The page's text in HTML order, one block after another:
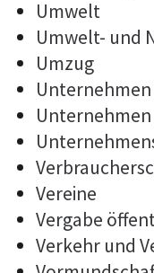
Umwelt
Umwelt- und
Umzug
Vereine
Vergabe
Verkehr und